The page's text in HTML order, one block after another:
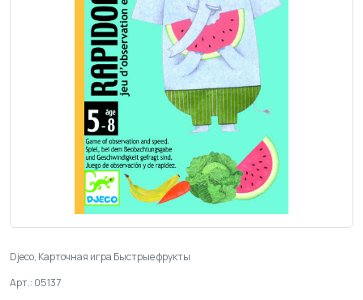
Djeco, Карточная игра Быстрые фрукты
Арт.: 05137